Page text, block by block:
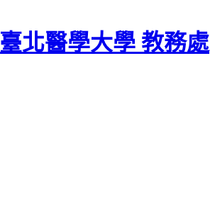
臺北醫學大學 教務處